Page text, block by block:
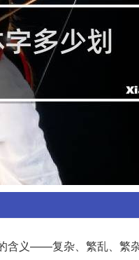
含义——复杂、繁乱、繁